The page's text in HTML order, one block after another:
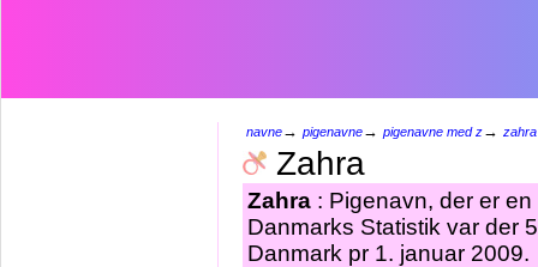
navne→ pigenavne→ pigenavne med z→ zahra
Zahra
Zahra : Pigenavn, der er
Danmarks Statistik var der
Danmark pr 1. januar 2009.